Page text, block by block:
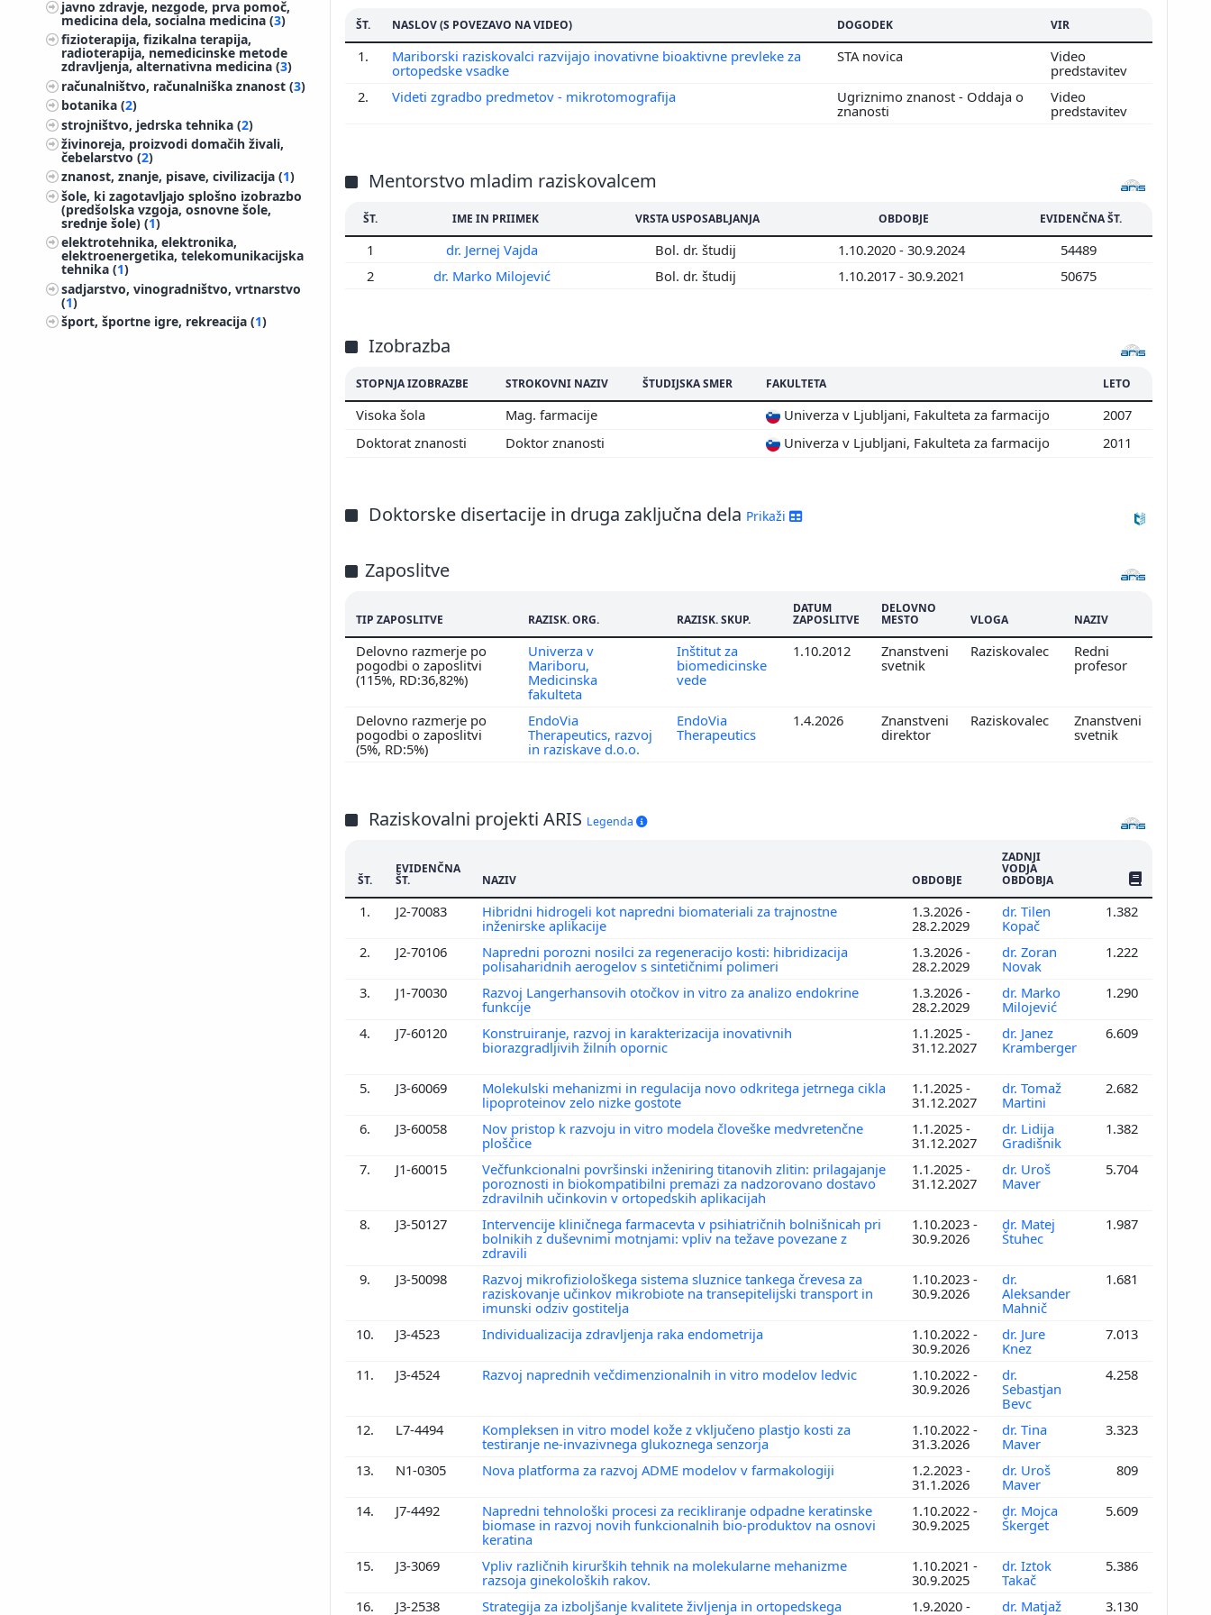
javno zdravje, nezgode, prva pomoč,
medicina dela, socialna medicina (3)
fizioterapija, fizikalna terapija,
radioterapija, nemedicinske metode
zdravljenja, alternativna medicina (3)
računalništvo, računalniška znanost (3)
botanika (2)
strojništvo, jedrska tehnika (2)
živinoreja, proizvodi domačih živali,
čebelarstvo (2)
znanost, znanje, pisave, civilizacija (1)
šole, ki zagotavljajo splošno izobrazbo
(predšolska vzgoja, osnovne šole,
srednje šole) (1)
elektrotehnika, elektronika,
elektroenergetika, telekomunikacijska
tehnika (1)
sadjarstvo, vinogradništvo, vrtnarstvo
(1)
šport, športne igre, rekreacija (1)
2010
2011
2012
2013
ŠT. NASLOV (S POVEZAVO NA VIDEO) DOGODEK VIR
1.
Mariborski raziskovalci razvijajo inovativne bioaktivne prevleke za
ortopedske vsadke
STA novica
Video
predstavitev
2.
Videti zgradbo predmetov - mikrotomografija
Ugriznimo znanost - Oddaja o
znanosti
Video
predstavitev
Mentorstvo mladim raziskovalcem
ŠT. IME IN PRIIMEK VRSTA USPOSABLJANJA OBDOBJE EVIDENČNA ŠT.
1 dr. Jernej Vajda Bol. dr. študij 1.10.2020 - 30.9.2024
54489
2
dr. Marko Milojević Bol. dr. študij 1.10.2017 - 30.9.2021 50675
Izobrazba
STOPNJA IZOBRAZBE STROKOVNI NAZIV ŠTUDIJSKA SMER FAKULTETA LETO
Visoka šola Mag. farmacije Univerza v Ljubljani, Fakulteta za farmacijo
2007
Doktorat znanosti
Doktor znanosti Univerza v Ljubljani, Fakulteta za farmacijo 2011
Doktorske disertacije in druga zaključna dela Prikaži
Zaposlitve
TIP ZAPOSLITVE RAZISK. ORG. RAZISK. SKUP.
DATUM
ZAPOSLITVE
DELOVNO
MESTO VLOGA NAZIV
Delovno razmerje po
pogodbi o zaposlitvi
(115%, RD:36,82%)
Univerza v
Mariboru,
Medicinska
fakulteta
Inštitut za
biomedicinske
vede
1.10.2012
Znanstveni
svetnik
Raziskovalec
Redni
profesor
Delovno razmerje po
pogodbi o zaposlitvi
(5%, RD:5%)
EndoVia
Therapeutics, razvoj
in raziskave d.o.o.
EndoVia
Therapeutics
1.4.2026
Znanstveni
direktor
Raziskovalec
Znanstveni
svetnik
Raziskovalni projekti ARIS Legenda
ŠT.
EVIDENČNA
ŠT. NAZIV OBDOBJE
ZADNJI
VODJA
OBDOBJA ŠTEV.
1. J2-70083
Hibridni hidrogeli kot napredni biomateriali za trajnostne
inženirske aplikacije
1.3.2026 -
28.2.2029
dr. Tilen
Kopač
1.382
2. J2-70106
Napredni porozni nosilci za regeneracijo kosti: hibridizacija
polisaharidnih aerogelov s sintetičnimi polimeri
1.3.2026 -
28.2.2029
dr. Zoran
Novak
1.222
3. J1-70030
Razvoj Langerhansovih otočkov in vitro za analizo endokrine
funkcije
1.3.2026 -
28.2.2029
dr. Marko
Milojević
1.290
4. J7-60120
Konstruiranje, razvoj in karakterizacija inovativnih
biorazgradljivih žilnih opornic
1.1.2025 -
31.12.2027
dr. Janez
Kramberger
6.609
5. J3-60069
Molekulski mehanizmi in regulacija novo odkritega jetrnega cikla
lipoproteinov zelo nizke gostote
1.1.2025 -
31.12.2027
dr. Tomaž
Martini
2.682
6. J3-60058
Nov pristop k razvoju in vitro modela človeške medvretenčne
ploščice
1.1.2025 -
31.12.2027
dr. Lidija
Gradišnik
1.382
7. J1-60015
Večfunkcionalni površinski inženiring titanovih zlitin: prilagajanje
poroznosti in biokompatibilni premazi za nadzorovano dostavo
zdravilnih učinkovin v ortopedskih aplikacijah
1.1.2025 -
31.12.2027
dr. Uroš
Maver
5.704
8. J3-50127
Intervencije kliničnega farmacevta v psihiatričnih bolnišnicah pri
bolnikih z duševnimi motnjami: vpliv na težave povezane z
zdravili
1.10.2023 -
30.9.2026
dr. Matej
Štuhec
1.987
9. J3-50098
Razvoj mikrofiziološkega sistema sluznice tankega črevesa za
raziskovanje učinkov mikrobiote na transepitelijski transport in
imunski odziv gostitelja
1.10.2023 -
30.9.2026
dr.
Aleksander
Mahnič
1.681
10. J3-4523 Individualizacija zdravljenja raka endometrija
1.10.2022 -
30.9.2026
dr. Jure
Knez
7.013
11. J3-4524 Razvoj naprednih večdimenzionalnih in vitro modelov ledvic
1.10.2022 -
30.9.2026
dr.
Sebastjan
Bevc
4.258
12. L7-4494
Kompleksen in vitro model kože z vključeno plastjo kosti za
testiranje ne-invazivnega glukoznega senzorja
1.10.2022 -
31.3.2026
dr. Tina
Maver
3.323
13. N1-0305 Nova platforma za razvoj ADME modelov v farmakologiji
1.2.2023 -
31.1.2026
dr. Uroš
Maver
809
14. J7-4492
Napredni tehnološki procesi za recikliranje odpadne keratinske
biomase in razvoj novih funkcionalnih bio-produktov na osnovi
keratina
1.10.2022 -
30.9.2025
dr. Mojca
Škerget
5.609
15. J3-3069
Vpliv različnih kirurških tehnik na molekularne mehanizme
razsoja ginekoloških rakov.
1.10.2021 -
30.9.2025
dr. Iztok
Takač
5.386
16. J3-2538
Strategija za izboljšanje kvalitete življenja in ortopedskega
1.9.2020 -
dr. Matjaž
3.130